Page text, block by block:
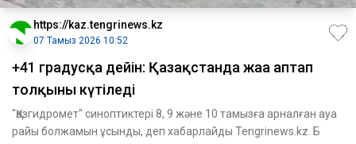
https://kaz.tengrinews.kz
07 Тамыз 2026 10:52
+41 градусқа дейін: Қазақстанда жаңа аптап
толқыны күтіледі
"Қазгидромет" синоптиктері 8, 9 және 10 тамызға арналған ауа
райы болжамын ұсынды, деп хабарлайды Tengrinews.kz. Б